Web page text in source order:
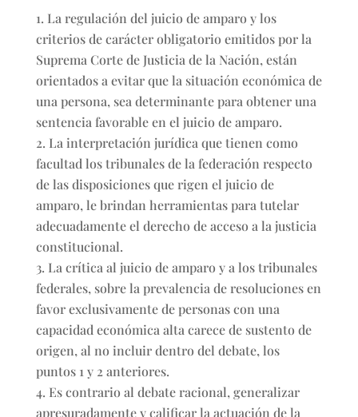
La regulación del juicio de amparo y los
criterios de carácter obligatorio emitidos por la
Suprema Corte de Justicia de la Nación, están
orientados a evitar que la situación económica de
una persona, sea determinante para obtener una
sentencia favorable en el juicio de amparo.
La interpretación jurídica que tienen como
facultad los tribunales de la federación respecto
de las disposiciones que rigen el juicio de
amparo, le brindan herramientas para tutelar
adecuadamente el derecho de acceso a la justicia
constitucional.
La crítica al juicio de amparo y a los tribunales
federales, sobre la prevalencia de resoluciones en
favor exclusivamente de personas con una
capacidad económica alta carece de sustento de
origen, al no incluir dentro del debate, los
puntos 1 y 2 anteriores.
Es contrario al debate racional, generalizar
apresuradamente y calificar la actuación de la